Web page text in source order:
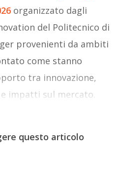
organizzato dagli
del Politecnico di
provenienti da ambiti
come stanno
tra innovazione,
impatti sul mercato.
questo articolo